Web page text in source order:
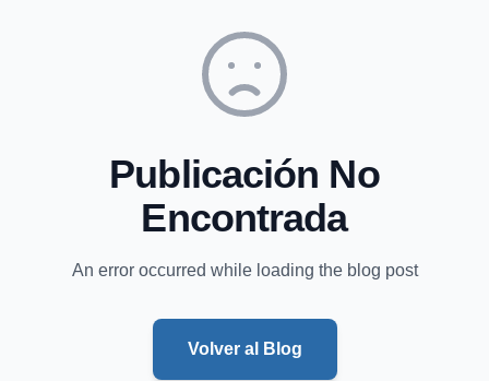
Publicación No
Encontrada
An error occurred while loading the blog post
Volver al Blog